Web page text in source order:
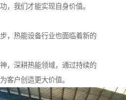
，我们才能实现自身价值。
，热能设备行业也面临着新的
，深耕热能领域，通过持续的
客户创造更大价值。